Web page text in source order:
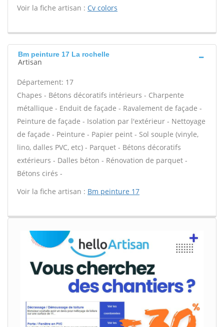
Voir la fiche artisan : Cv colors
Bm peinture 17 La rochelle
Artisan
Département: 17
Chapes - Bétons décoratifs intérieurs - Charpente
métallique - Enduit de façade - Ravalement de façade -
Peinture de façade - Isolation par l'extérieur - Nettoyage
de façade - Peinture - Papier peint - Sol souple (vinyle,
lino, dalles PVC, etc) - Parquet - Bétons décoratifs
extérieurs - Dalles béton - Rénovation de parquet -
Bétons cirés -
Voir la fiche artisan : Bm peinture 17